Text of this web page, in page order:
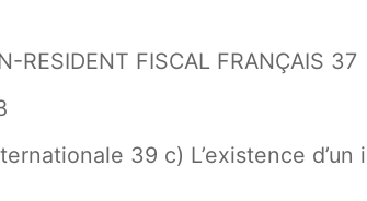
RESIDENT FISCAL FRANÇAIS 37
39 c) L’existence